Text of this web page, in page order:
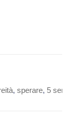
,sperare, 5 sensi